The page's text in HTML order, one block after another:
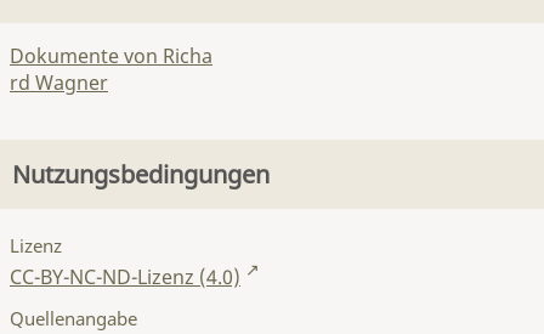
Dokumente von Richa
rd Wagner
Nutzungsbedingungen
Lizenz
CC-BY-NC-ND-Lizenz (4.0)
Quellenangabe